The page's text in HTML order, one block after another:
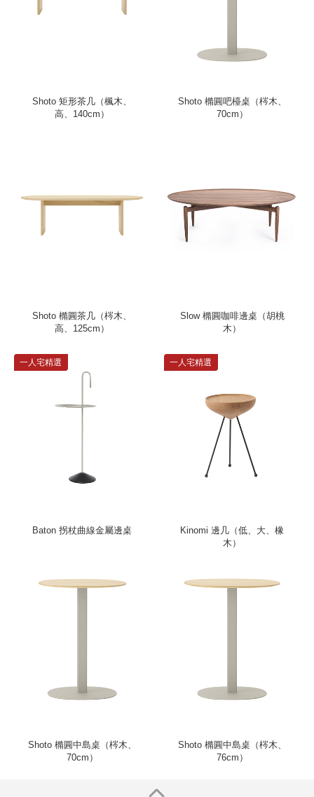
Shoto 矩形茶几（楓木、
高、140cm）
Shoto 橢圓吧檯桌（梣木、
70cm）
Shoto 橢圓茶几（梣木、
高、125cm）
Slow 橢圓咖啡邊桌（胡桃
木）
一人宅精選
Baton 拐杖曲線金屬邊桌
一人宅精選
Kinomi 邊几（低、大、橡
木）
Shoto 橢圓中島桌（梣木、
70cm）
Shoto 橢圓中島桌（梣木、
76cm）